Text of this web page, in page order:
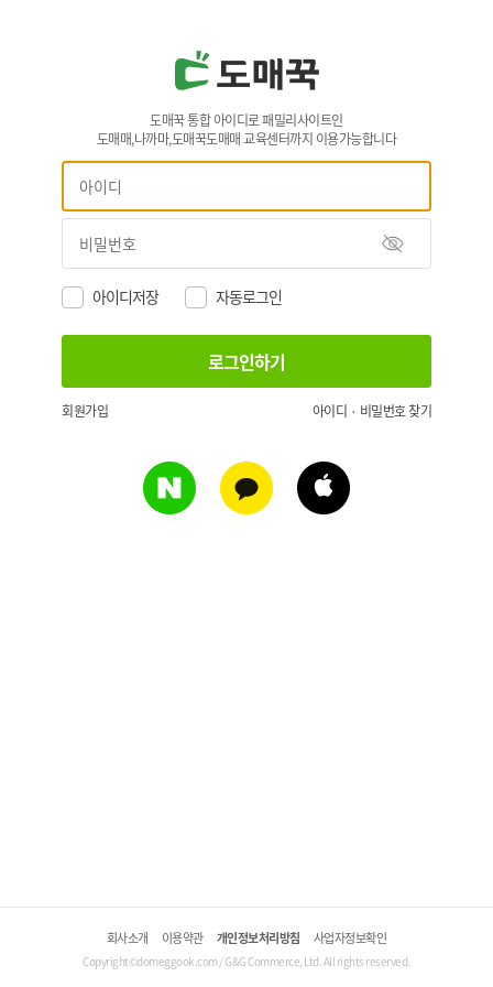
도매꾹 통합 아이디로 패밀리사이트인
도매매,나까마,도매꾹도매매 교육센터까지 이용가능합니다
아이디저장 자동로그인
회원가입 아이디 · 비밀번호 찾기
회사소개 이용약관 개인정보처리방침 사업자정보확인
Copyright©domeggook.com / G&G Commerce, Ltd. All rights reserved.